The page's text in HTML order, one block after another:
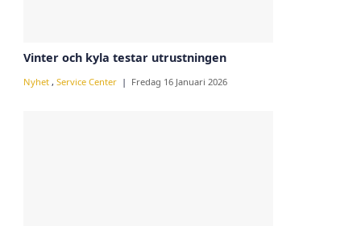
Vinter och kyla testar utrustningen
Nyhet , Service Center Fredag 16 Januari 2026